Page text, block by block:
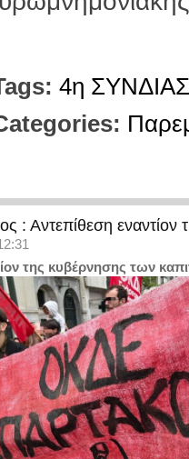
4η
: Αντεπίθεση εναντίον
της κυβέρνησης των